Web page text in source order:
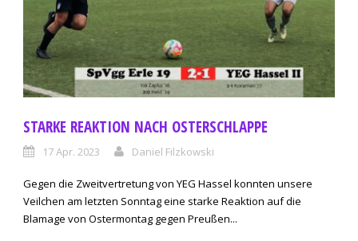
STARKE REAKTION NACH OSTERSCHLAPPE
17 Apr. 2023 Daniel Filzkowski
Gegen die Zweitvertretung von YEG Hassel konnten unsere
Veilchen am letzten Sonntag eine starke Reaktion auf die
Blamage von Ostermontag gegen Preußen...